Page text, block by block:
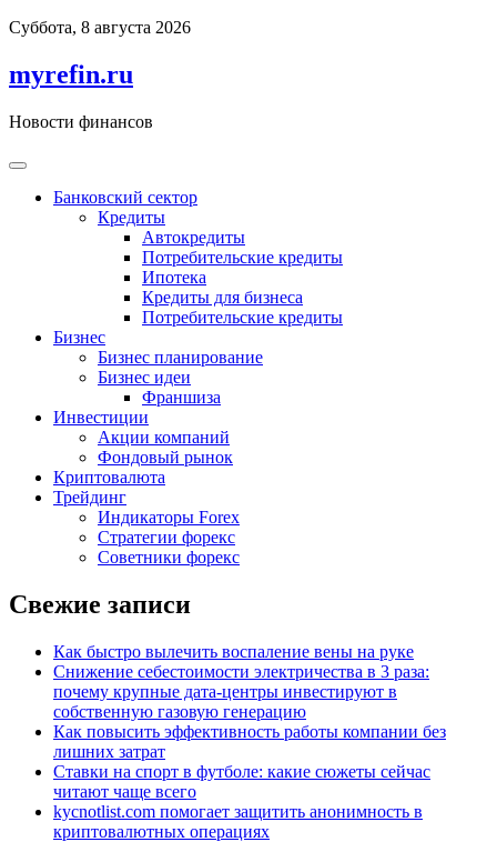
Перейти
содержимому
Суббота, 8 августа 2026
myrefin.ru
Новости финансов
Банковский сектор
Кредиты
Автокредиты
Потребительские кредиты
Ипотека
Кредиты для бизнеса
Потребительские кредиты
Бизнес
Бизнес планирование
Бизнес идеи
Франшиза
Инвестиции
Акции компаний
Фондовый рынок
Криптовалюта
Трейдинг
Индикаторы Forex
Стратегии форекс
Советники форекс
Свежие записи
Как быстро вылечить воспаление вены на руке
Снижение себестоимости электричества в 3 раза:
почему крупные дата-центры инвестируют в
собственную газовую генерацию
Как повысить эффективность работы компании без
лишних затрат
Ставки на спорт в футболе: какие сюжеты сейчас
читают чаще всего
kycnotlist.com помогает защитить анонимность в
криптовалютных операциях